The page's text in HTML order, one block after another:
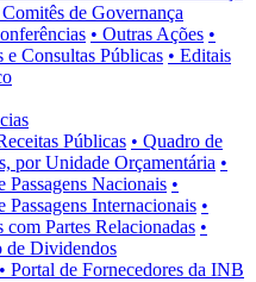
de Governança
• Outras Ações •
e Consultas Públicas • Editais
Públicas • Quadro de
por Unidade Orçamentária •
Passagens Nacionais •
Passagens Internacionais •
Partes Relacionadas •
de Dividendos
• Portal de Fornecedores da INB